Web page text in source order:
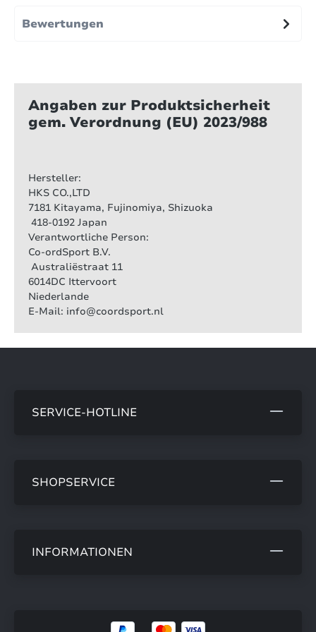
Bewertungen
Angaben zur Produktsicherheit
gem. Verordnung (EU) 2023/988
Hersteller:
HKS CO.,LTD
7181 Kitayama, Fujinomiya, Shizuoka
418-0192 Japan
Verantwortliche Person:
Co-ordSport B.V.
Australiëstraat 11
6014DC Ittervoort
Niederlande
E-Mail: info@coordsport.nl
SERVICE-HOTLINE
SHOPSERVICE
INFORMATIONEN